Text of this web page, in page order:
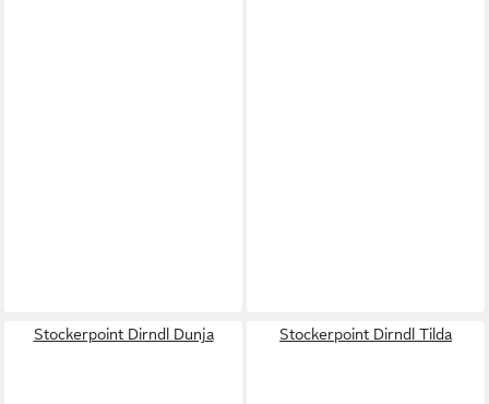
Stockerpoint Dirndl Dunja Stockerpoint Dirndl Tilda